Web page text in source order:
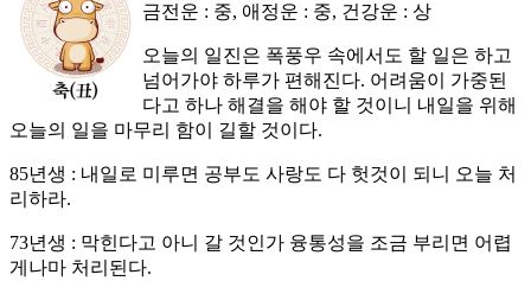
금전운 : 중, 애정운 : 중, 건강운 : 상
오늘의 일진은 폭풍우 속에서도 할 일은 하고
넘어가야 하루가 편해진다. 어려움이 가중된
다고 하나 해결을 해야 할 것이니 내일을 위해
오늘의 일을 마무리 함이 길할 것이다.
85년생 : 내일로 미루면 공부도 사랑도 다 헛것이 되니 오늘 처
리하라.
73년생 : 막힌다고 아니 갈 것인가 융통성을 조금 부리면 어렵
게나마 처리된다.